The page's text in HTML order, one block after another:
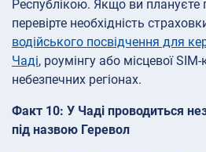
Республікою. Якщо ви плануєте
перевірте необхідність
водійського посвідчення для
Чаді, роумінгу або місцевої
небезпечних регіонах.
Факт 10: У Чаді проводиться
під назвою Геревол